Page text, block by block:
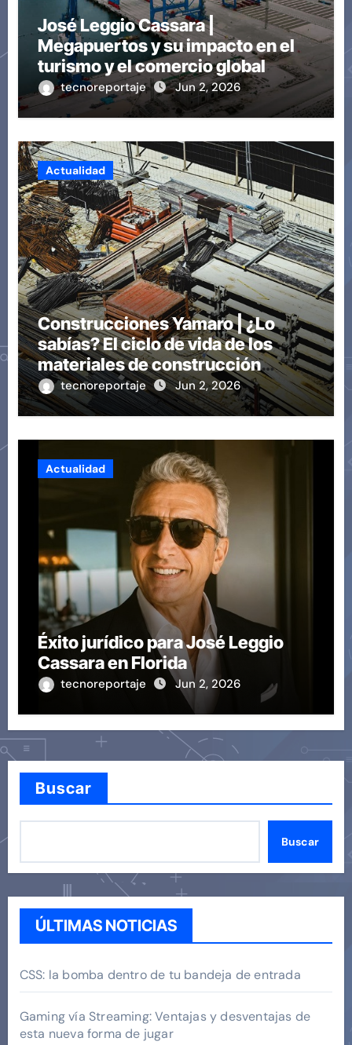
José Leggio Cassara |
Megapuertos y su impacto en el
turismo y el comercio global
tecnoreportaje Jun 2, 2026
Actualidad
Construcciones Yamaro | ¿Lo
sabías? El ciclo de vida de los
materiales de construcción
revoluciona eficiencia en
proyectos modernos
tecnoreportaje Jun 2, 2026
Actualidad
Éxito jurídico para José Leggio
Cassara en Florida
tecnoreportaje Jun 2, 2026
Buscar
Buscar
ÚLTIMAS NOTICIAS
CSS: la bomba dentro de tu bandeja de entrada
Gaming vía Streaming: Ventajas y desventajas de
esta nueva forma de jugar